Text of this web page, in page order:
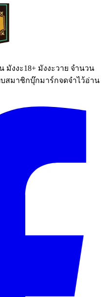
มังงะ18+ มังงะวาย จำนวน
สมาชิกบุ๊กมาร์กจดจำไว้อ่าน